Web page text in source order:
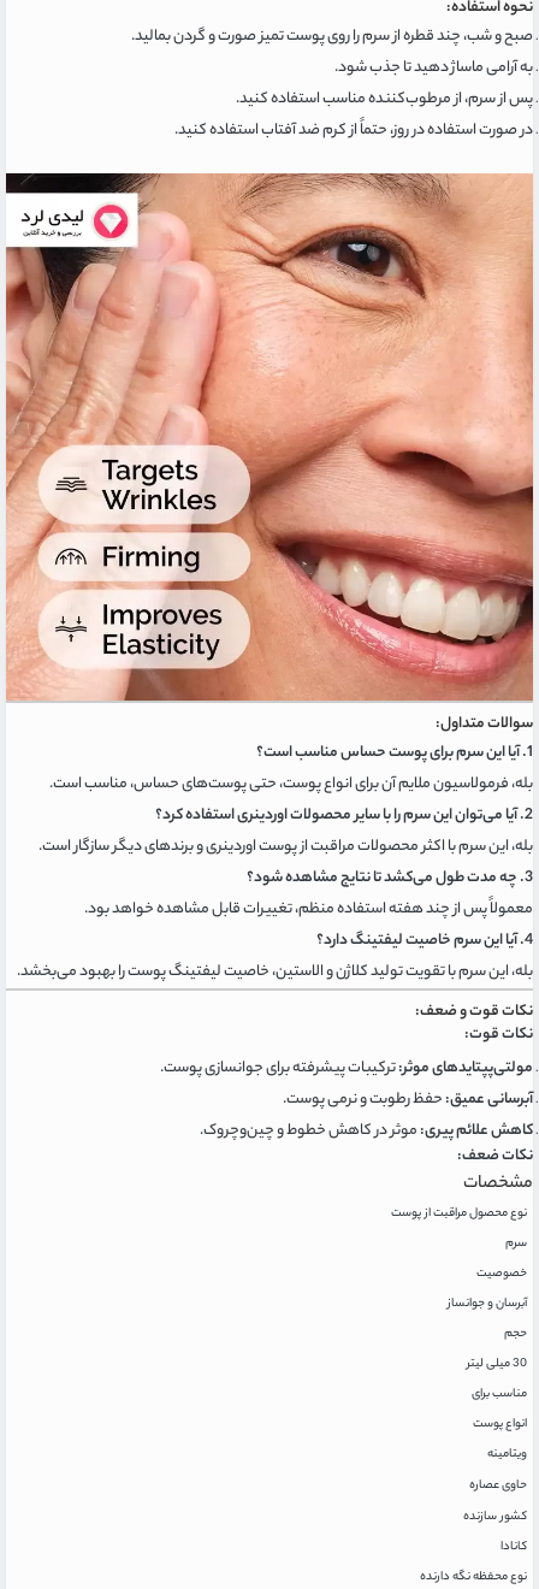
نحوه استفاده:
صبح و شب، چند قطره از سرم را روی پوست تمیز صورت و گردن بمالید.
به آرامی ماساژ دهید تا جذب شود.
پس از سرم، از مرطوب‌کننده مناسب استفاده کنید.
در صورت استفاده در روز، حتماً از کرم ضد آفتاب استفاده کنید.
سوالات متداول:
1. آیا این سرم برای پوست حساس مناسب است؟
بله، فرمولاسیون ملایم آن برای انواع پوست، حتی پوست‌های حساس، مناسب است.
2. آیا می‌توان این سرم را با سایر محصولات اوردینری استفاده کرد؟
بله، این سرم با اکثر محصولات مراقبت از پوست اوردینری و برندهای دیگر سازگار است.
3. چه مدت طول می‌کشد تا نتایج مشاهده شود؟
معمولاً پس از چند هفته استفاده منظم، تغییرات قابل مشاهده خواهد بود.
4. آیا این سرم خاصیت لیفتینگ دارد؟
بله، این سرم با تقویت تولید کلاژن و الاستین، خاصیت لیفتینگ پوست را بهبود می‌بخشد.
نکات قوت و ضعف:
نکات قوت:
مولتی‌پپتایدهای موثر:ترکیبات پیشرفته برای جوانسازی پوست.
آبرسانی عمیق:حفظ رطوبت و نرمی پوست.
کاهش علائم پیری:موثر در کاهش خطوط و چین‌وچروک.
نکات ضعف:
مشخصات
نوع محصول مراقبت از پوست
سرم
خصوصیت
آبرسان و جوانساز
حجم
30 میلی لیتر
مناسب برای
انواع پوست
ویتامینه
حاوی عصاره
کشور سازنده
کانادا
نوع محفظه نگه دارنده